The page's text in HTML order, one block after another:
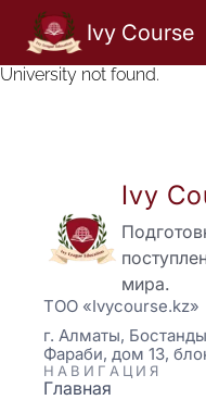
Ivy Course
University not found.
Ivy
мира.
ТОО «Ivycourse.kz»
г. Алматы,
Фараби, дом 13,
НАВИГАЦИЯ
Главная